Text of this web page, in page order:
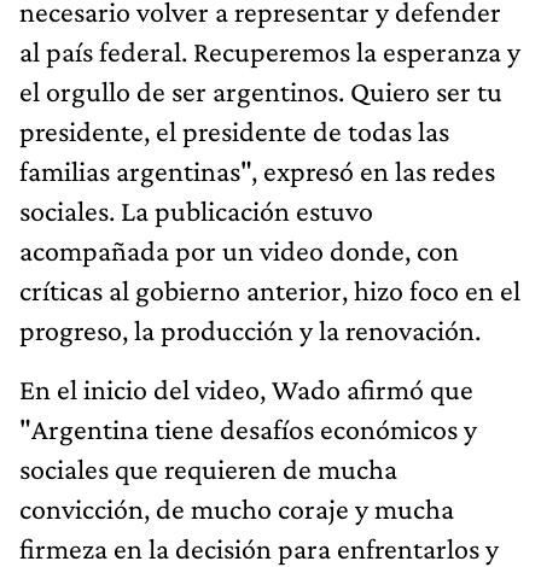
necesario volver a representar y defender
al país federal. Recuperemos la esperanza y
el orgullo de ser argentinos. Quiero ser tu
presidente, el presidente de todas las
familias argentinas", expresó en las redes
sociales. La publicación estuvo
acompañada por un video donde, con
críticas al gobierno anterior, hizo foco en el
progreso, la producción y la renovación.
En el inicio del video, Wado afirmó que
"Argentina tiene desafíos económicos y
sociales que requieren de mucha
convicción, de mucho coraje y mucha
firmeza en la decisión para enfrentarlos y